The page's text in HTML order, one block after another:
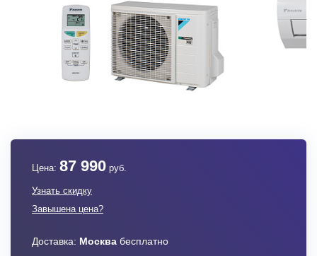
Цена: 87 990 руб.
Узнать скидку
Завышена цена?
Доставка: Москва бесплатно